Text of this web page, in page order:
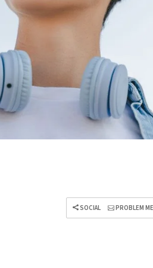
SOCIAL PROBLEM